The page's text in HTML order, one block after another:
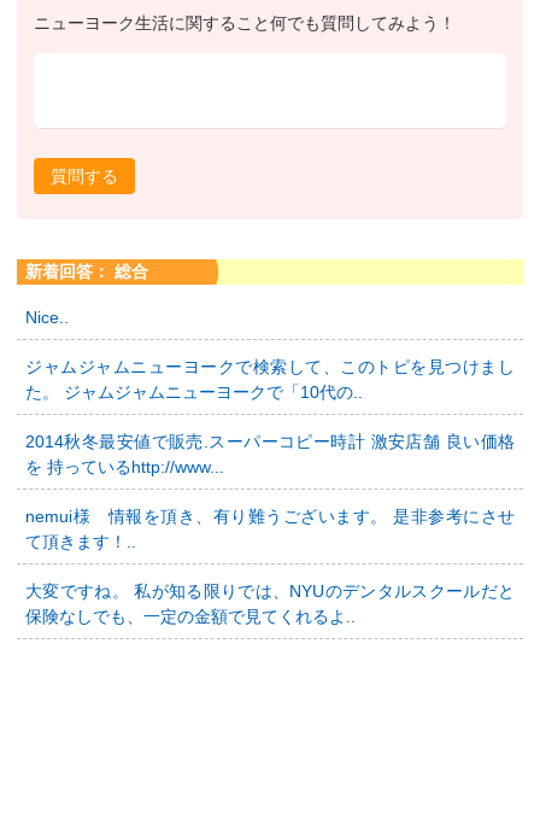
ニューヨーク生活に関すること何でも質問してみよう！
質問する
新着回答： 総合
Nice..
ジャムジャムニューヨークで検索して、このトピを見つけまし
た。 ジャムジャムニューヨークで「10代の..
2014秋冬最安値で販売.スーパーコピー時計 激安店舗 良い価格
を 持っているhttp://www...
nemui様 情報を頂き、有り難うございます。 是非参考にさせ
て頂きます！..
大変ですね。 私が知る限りでは、NYUのデンタルスクールだと
保険なしでも、一定の金額で見てくれるよ..